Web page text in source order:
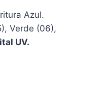
Azul.
Verde (06),
UV.